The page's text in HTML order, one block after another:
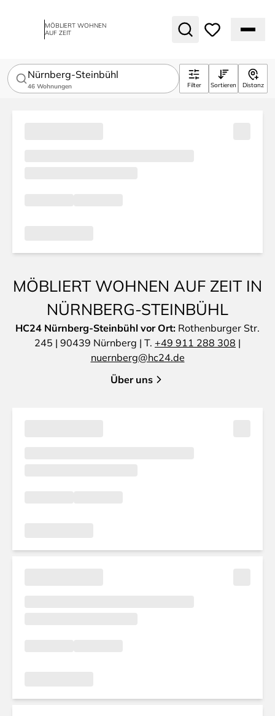
MÖBLIERT WOHNEN
AUF ZEIT
Nürnberg-Steinbühl
46 Wohnungen Filter Sortieren Distanz
MÖBLIERT WOHNEN AUF ZEIT IN
NÜRNBERG-STEINBÜHL
HC24 Nürnberg-Steinbühl vor Ort: Rothenburger Str.
245 | 90439 Nürnberg | T. +49 911 288 308 |
nuernberg@hc24.de
Über uns